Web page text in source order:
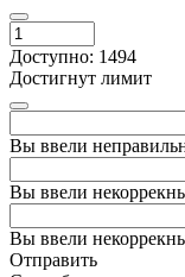
Доступно: 1494
Достигнут лимит
Вы ввели
Вы ввели
Вы ввели
Отправить